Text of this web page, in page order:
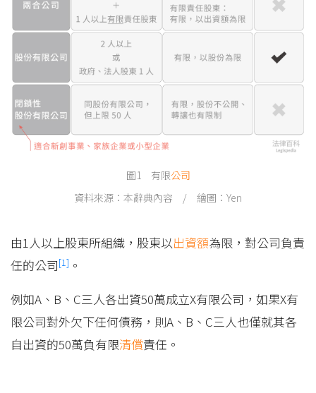
圖1 有限公司
資料來源：本辭典內容 / 繪圖：Yen
由1人以上股東所組織，股東以出資額為限，對公司負責
任的公司[1] 。
例如A、B、C三人各出資50萬成立X有限公司，如果X有
限公司對外欠下任何債務，則A、B、C三人也僅就其各
自出資的50萬負有限清償責任。